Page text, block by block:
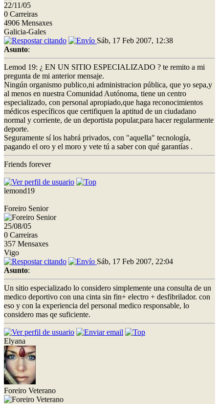
22/11/05
0 Carreiras
4906 Mensaxes
Galicia-Gales
Sáb, 17 Feb 2007, 12:38
Asunto:
Lemod 19: ¿ EN UN SITIO ESPECIALIZADO ? te remito a mi
pregunta de mi anterior mensaje.
Ningún organismo publico,ni administracion pública, que yo sepa,y
al menos en nuestra Comunidad Autónoma, tiene un centro
especializado, con personal apropiado,que haga reconocimientos
médicos específicos que certifiquen la aptitud de un ciudadano
normal y corriente, de un deportista popular,para hacer regularmente
deporte.
Seguramente sí los habrá privados, con "aquella" tecnología,
pagando el oro y el moro y vete tú a saber con qué garantías .
Friends forever
lemond19
Foreiro Senior
25/08/05
0 Carreiras
357 Mensaxes
Vigo
Sáb, 17 Feb 2007, 22:04
Asunto:
Un sitio especializado lo considero simplemente una consulta de un
medico deportivo con una cinta sin fin+ electro + desfibrilador. con
eso y con la experiencia del personal medico responsable, lo
considero mas qe suficiente.
Elyana
Foreiro Veterano